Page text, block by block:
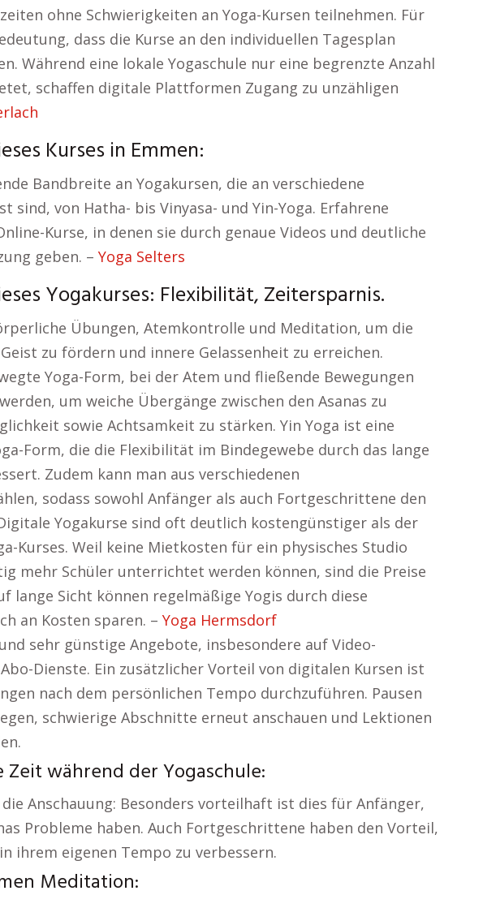
ohne Schwierigkeiten an Yoga-Kursen teilnehmen. Für
dass die Kurse an den individuellen Tagesplan
Während eine lokale Yogaschule nur eine begrenzte Anzahl
schaffen digitale Plattformen Zugang zu unzähligen
Kurses in Emmen:
Bandbreite an Yogakursen, die an verschiedene
sind, von Hatha- bis Vinyasa- und Yin-Yoga. Erfahrene
Kurse, in denen sie durch genaue Videos und deutliche
geben. – Yoga Selters
Yogakurses: Flexibilität, Zeitersparnis.
Übungen, Atemkontrolle und Meditation, um die
zu fördern und innere Gelassenheit zu erreichen.
Yoga-Form, bei der Atem und fließende Bewegungen
um weiche Übergänge zwischen den Asanas zu
sowie Achtsamkeit zu stärken. Yin Yoga ist eine
Form, die die Flexibilität im Bindegewebe durch das lange
Zudem kann man aus verschiedenen
sodass sowohl Anfänger als auch Fortgeschrittene den
Yogakurse sind oft deutlich kostengünstiger als der
Kurses. Weil keine Mietkosten für ein physisches Studio
mehr Schüler unterrichtet werden können, sind die Preise
lange Sicht können regelmäßige Yogis durch diese
an Kosten sparen. – Yoga Hermsdorf
sehr günstige Angebote, insbesondere auf Video-
Dienste. Ein zusätzlicher Vorteil von digitalen Kursen ist
nach dem persönlichen Tempo durchzuführen. Pausen
schwierige Abschnitte erneut anschauen und Lektionen
während der Yogaschule:
Anschauung: Besonders vorteilhaft ist dies für Anfänger,
Probleme haben. Auch Fortgeschrittene haben den Vorteil,
ihrem eigenen Tempo zu verbessern.
Meditation: